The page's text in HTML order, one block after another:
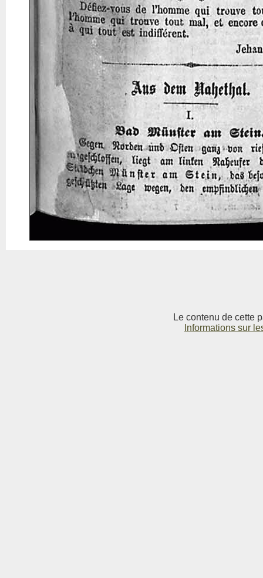
Le contenu de cette
Informations sur